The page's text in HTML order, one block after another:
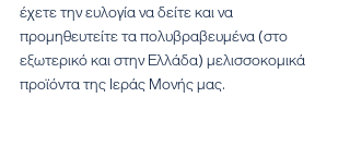
έχετε την ευλογία να δείτε και να
προμηθευτείτε τα πολυβραβευμένα (στο
εξωτερικό και στην Ελλάδα) μελισσοκομικά
προϊόντα της Ιεράς Μονής μας.